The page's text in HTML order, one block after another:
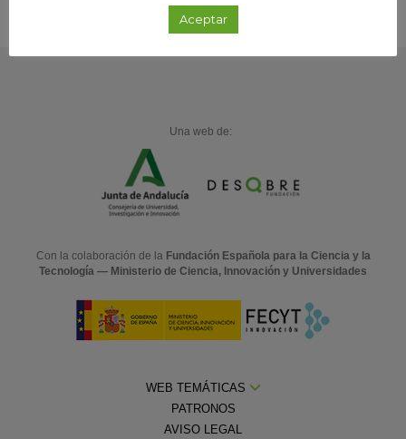
Una web de:
Con la colaboración de la Fundación Española para la Ciencia y la
Tecnología — Ministerio de Ciencia, Innovación y Universidades
WEB TEMÁTICAS
PATRONOS
AVISO LEGAL
Aceptar